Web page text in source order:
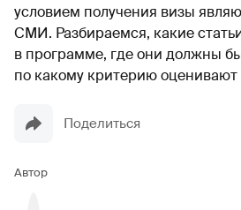
условием получения визы
СМИ. Разбираемся, какие
в программе, где они должны
по какому критерию оценивают
Поделиться
Автор